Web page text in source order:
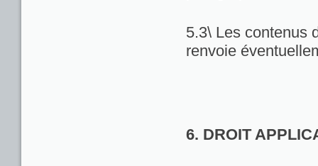
5.3\ Les contenus
renvoie
6. DROIT